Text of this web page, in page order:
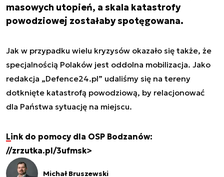
masowych utopień, a skala katastrofy
powodziowej zostałaby spotęgowana.
Jak w przypadku wielu kryzysów okazało się także, że
specjalnością Polaków jest oddolna mobilizacja. Jako
redakcja „Defence24.pl” udaliśmy się na tereny
dotknięte katastrofą powodziową, by relacjonować
dla Państwa sytuację na miejscu.
Link do pomocy dla OSP Bodzanów:
//zrzutka.pl/3ufmsk>
Michał Bruszewski